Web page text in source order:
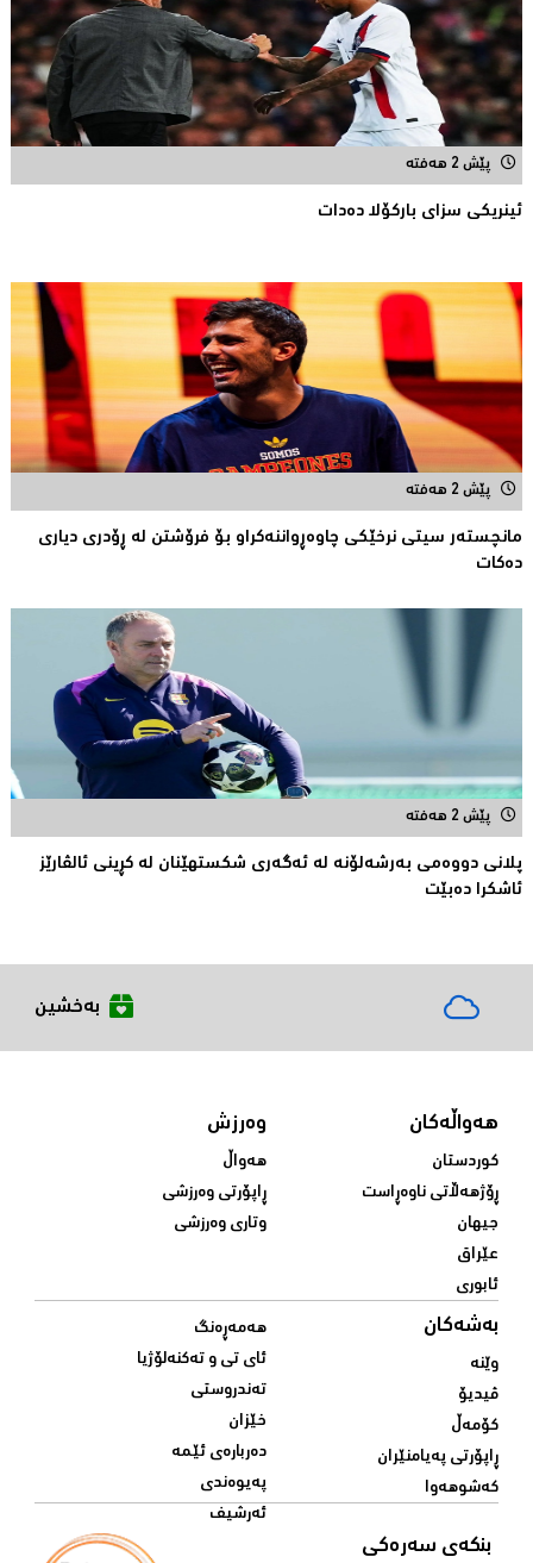
پێش 2 هەفتە
ئینریکی سزای بارکۆلا دەدات
پێش 2 هەفتە
مانچستەر سیتی نرخێکی چاوەڕواننەکراو بۆ فرۆشتن لە ڕۆدری دیاری
دەکات
پێش 2 هەفتە
پلانی دووەمی بەرشەلۆنە لە ئەگەری شکستهێنان لە کڕینی ئالڤارێز
ئاشکرا دەبێت
بەخشین
هەواڵەکان
کوردستان
ڕۆژهەڵاتی ناوەڕاست
جیهان
عێراق
ئابوری
وەرزش
هەواڵ
ڕاپۆرتی وەرزشی
وتاری وەرزشی
بەشەکان
وێنە
ڤیدیۆ
کۆمەڵ
ڕاپۆرتی پەیامنێران
کەشوهەوا
هەمەڕەنگ
ئای تی و تەکنەلۆژیا
تەندروستی
خێزان
دەربارەی ئێمە
پەیوەندی
ئەرشیف
بنکەی سەرەکی